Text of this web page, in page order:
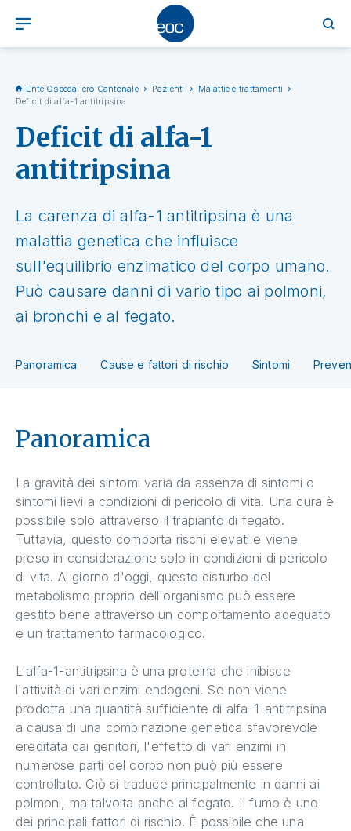
Ente Ospedaliero Cantonale Pazienti
Malattie e trattamenti
Deficit di alfa-1 antitripsina
Deficit di alfa-1
antitripsina
La carenza di alfa-1 antitripsina è una
malattia genetica che influisce
sull'equilibrio enzimatico del corpo umano.
Può causare danni di vario tipo ai polmoni,
ai bronchi e al fegato.
Panoramica Cause e fattori di rischio Sintomi
Panoramica
La gravità dei sintomi varia da assenza di sintomi o
sintomi lievi a condizioni di pericolo di vita. Una cura è
possibile solo attraverso il trapianto di fegato.
Tuttavia, questo comporta rischi elevati e viene
preso in considerazione solo in condizioni di pericolo
di vita. Al giorno d'oggi, questo disturbo del
metabolismo proprio dell'organismo può essere
gestito bene attraverso un comportamento adeguato
e un trattamento farmacologico.
L'alfa-1-antitripsina è una proteina che inibisce
l'attività di vari enzimi endogeni. Se non viene
prodotta una quantità sufficiente di alfa-1-antitripsina
a causa di una combinazione genetica sfavorevole
ereditata dai genitori, l'effetto di vari enzimi in
numerose parti del corpo non può più essere
controllato. Ciò si traduce principalmente in danni ai
polmoni, ma talvolta anche al fegato. Il fumo è uno
dei principali fattori di rischio. È possibile che una